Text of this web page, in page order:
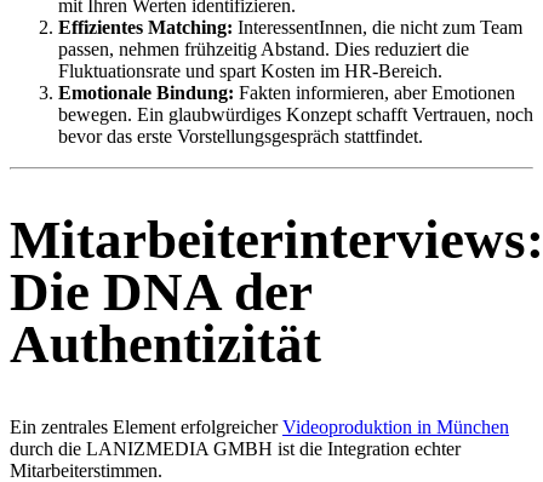
mit Ihren Werten identifizieren.
Effizientes Matching: InteressentInnen, die nicht zum Team
passen, nehmen frühzeitig Abstand. Dies reduziert die
Fluktuationsrate und spart Kosten im HR-Bereich.
Emotionale Bindung: Fakten informieren, aber Emotionen
bewegen. Ein glaubwürdiges Konzept schafft Vertrauen, noch
bevor das erste Vorstellungsgespräch stattfindet.
Mitarbeiterinterviews:
Die DNA der
Authentizität
Ein zentrales Element erfolgreicherVideoproduktion in München
durch die LANIZMEDIA GMBH ist die Integration echter
Mitarbeiterstimmen.